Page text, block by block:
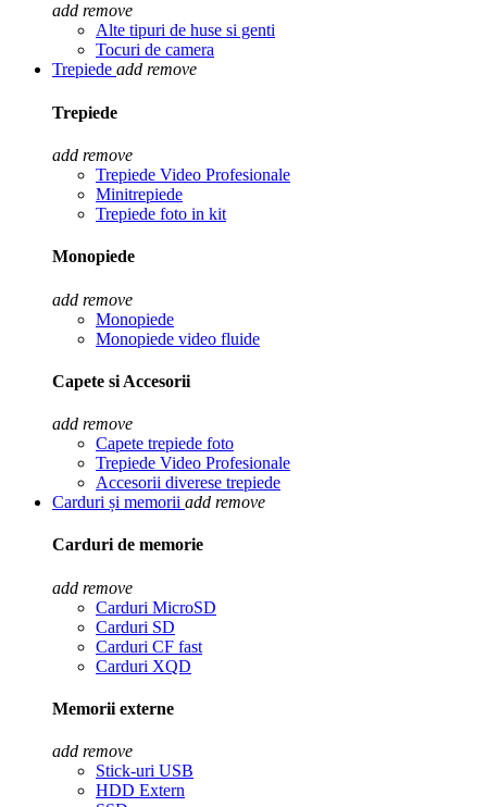
add remove
Alte tipuri de huse si genti
Tocuri de camera
Trepiede add remove
Trepiede
add remove
Trepiede Video Profesionale
Minitrepiede
Trepiede foto in kit
Monopiede
add remove
Monopiede
Monopiede video fluide
Capete si Accesorii
add remove
Capete trepiede foto
Trepiede Video Profesionale
Accesorii diverese trepiede
Carduri și memorii add remove
Carduri de memorie
add remove
Carduri MicroSD
Carduri SD
Carduri CF fast
Carduri XQD
Memorii externe
add remove
Stick-uri USB
HDD Extern